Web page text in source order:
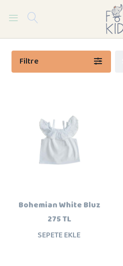
Filtre
Bohemian White Bluz
275 TL
SEPETE EKLE